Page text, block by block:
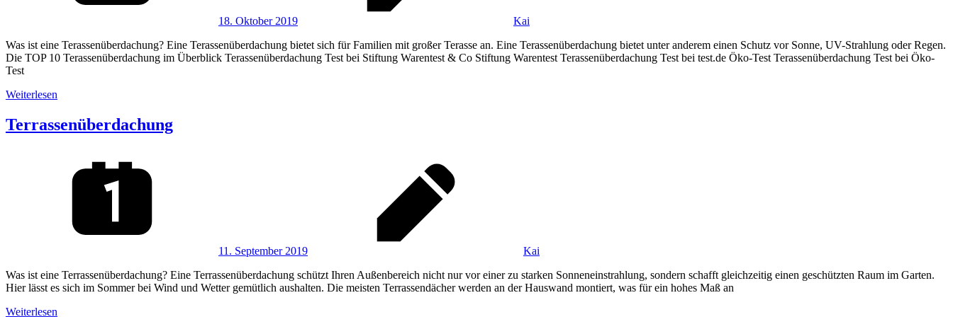
18. Oktober 2019
Kai
Was ist eine Terassenüberdachung? Eine Terassenüberdachung bietet sich für Familien mit großer Terasse an. Eine Terassenüberdachung bietet unter anderem einen Schutz vor Sonne, UV-Strahlung oder Regen.
Die TOP 10 Terassenüberdachung im Überblick Terassenüberdachung Test bei Stiftung Warentest & Co Stiftung Warentest Terassenüberdachung Test bei test.de Öko-Test Terassenüberdachung Test bei Öko-
Test
Weiterlesen
Terrassenüberdachung
11. September 2019
Kai
Was ist eine Terrassenüberdachung? Eine Terrassenüberdachung schützt Ihren Außenbereich nicht nur vor einer zu starken Sonneneinstrahlung, sondern schafft gleichzeitig einen geschützten Raum im Garten.
Hier lässt es sich im Sommer bei Wind und Wetter gemütlich aushalten. Die meisten Terrassendächer werden an der Hauswand montiert, was für ein hohes Maß an
Weiterlesen